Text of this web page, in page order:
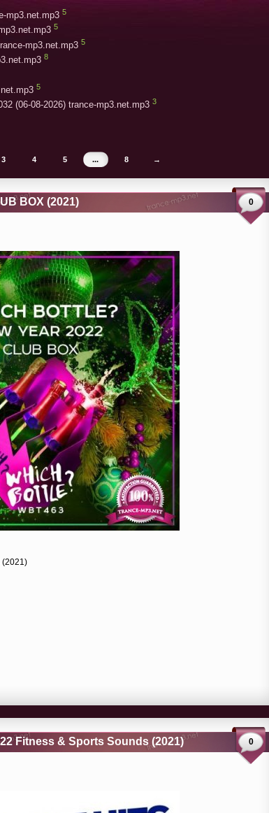
mp3.net.mp3 5
5
mp3.net.mp3 5
8
5
(06-08-2026) trance-mp3.net.mp3 3
3 4 5 ... 8 →
BOX (2021) 0
(2021)
Fitness & Sports Sounds (2021) 0